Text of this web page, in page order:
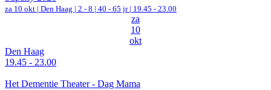
za 10 okt | Den Haag | 2 - 8 | 40 - 65 jr | 19.45 - 23.00
za
10
okt
Den Haag
19.45 - 23.00
Het Dementie Theater - Dag Mama